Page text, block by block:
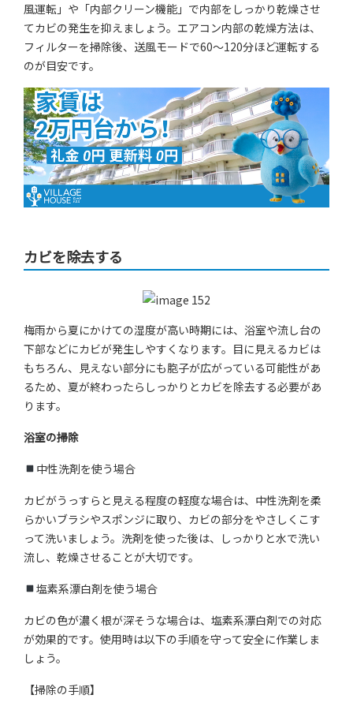
風運転」や「内部クリーン機能」で内部をしっかり乾燥させ
てカビの発生を抑えましょう。エアコン内部の乾燥方法は、
フィルターを掃除後、送風モードで60〜120分ほど運転する
のが目安です。
カビを除去する
梅雨から夏にかけての湿度が高い時期には、浴室や流し台の
下部などにカビが発生しやすくなります。目に見えるカビは
もちろん、見えない部分にも胞子が広がっている可能性があ
るため、夏が終わったらしっかりとカビを除去する必要があ
ります。
浴室の掃除
中性洗剤を使う場合
カビがうっすらと見える程度の軽度な場合は、中性洗剤を柔
らかいブラシやスポンジに取り、カビの部分をやさしくこす
って洗いましょう。洗剤を使った後は、しっかりと水で洗い
流し、乾燥させることが大切です。
塩素系漂白剤を使う場合
カビの色が濃く根が深そうな場合は、塩素系漂白剤での対応
が効果的です。使用時は以下の手順を守って安全に作業しま
しょう。
【掃除の手順】